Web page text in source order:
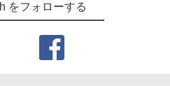
をフォローする